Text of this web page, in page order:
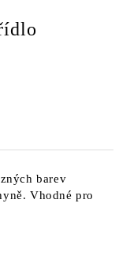
barev
Vhodné pro